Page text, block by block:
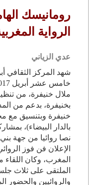
رومانيسك
الرواية
عدي الزياني
شهد المركز الثقافي
ملال خنيفرة، من
بخنيفرة، بدعم من
خنيفرة وبتنسيق مع
نصا روائيا من جهة
الإعلان فن فوز
المغرب، وكان
الملتقى على ثلاث
والروائيين والحضور